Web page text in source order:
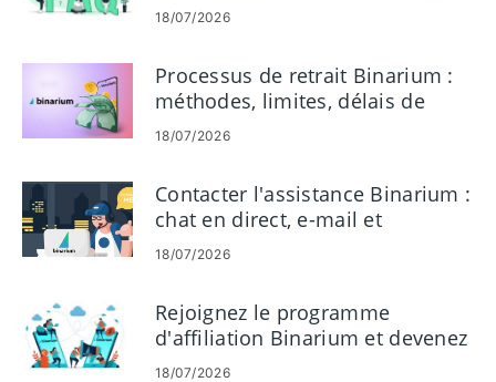
trading
18/07/2026
Processus de retrait Binarium :
méthodes, limites, délais de
paiement
18/07/2026
Contacter l'assistance Binarium :
chat en direct, e-mail et
téléphone
18/07/2026
Rejoignez le programme
d'affiliation Binarium et devenez
partenaire
18/07/2026